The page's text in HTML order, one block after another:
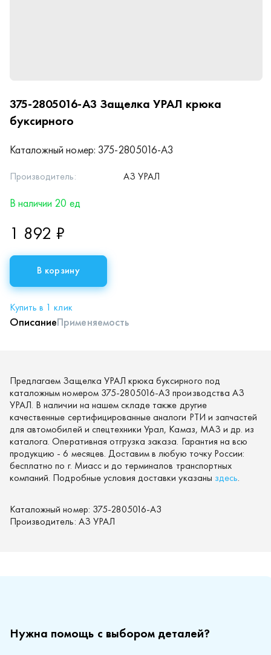
375-2805016-А3 Защелка УРАЛ крюка
буксирного
Каталожный номер: 375-2805016-А3
Производитель: АЗ УРАЛ
В наличии 20 ед
1 892 ₽
В корзину
Купить в 1 клик
ОписаниеПрименяемость
Предлагаем Защелка УРАЛ крюка буксирного под
каталожным номером 375-2805016-А3 производства АЗ
УРАЛ. В наличии на нашем складе также другие
качественные сертифицированные аналоги РТИ и запчастей
для автомобилей и спецтехники Урал, Камаз, МАЗ и др. из
каталога. Оперативная отгрузка заказа. Гарантия на всю
продукцию - 6 месяцев. Доставим в любую точку России:
бесплатно по г. Миасс и до терминалов транспортных
компаний. Подробные условия доставки указаны здесь.
Каталожный номер: 375-2805016-А3
Производитель: АЗ УРАЛ
Нужна помощь с выбором деталей?